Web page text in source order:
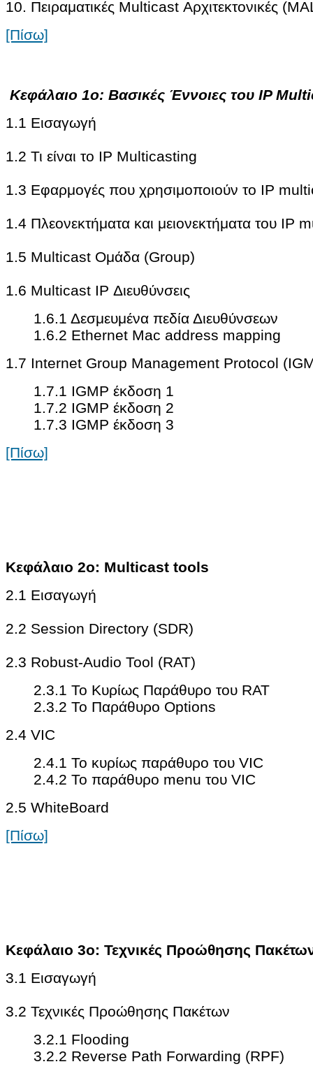
10. Πειραματικές Multicast Αρχιτεκτονικές
[Πίσω]
Κεφάλαιο 1ο: Βασικές Έννοιες του IP
1.1 Εισαγωγή
1.2 Τι είναι το IP Multicasting
1.3 Εφαρμογές που χρησιμοποιούν το IP
1.4 Πλεονεκτήματα και μειονεκτήματα του IP
1.5 Multicast Ομάδα (Group)
1.6 Multicast IP Διευθύνσεις
1.6.1 Δεσμευμένα πεδία Διευθύνσεων
1.6.2 Ethernet Mac address mapping
1.7 Internet Group Management Protocol
1.7.1 IGMP έκδοση 1
1.7.2 IGMP έκδοση 2
1.7.3 IGMP έκδοση 3
[Πίσω]
Κεφάλαιο 2ο: Multicast tools
2.1 Εισαγωγή
2.2 Session Directory (SDR)
2.3 Robust-Audio Tool (RAT)
2.3.1 Το Κυρίως Παράθυρο του RAT
2.3.2 Το Παράθυρο Options
2.4 VIC
2.4.1 Το κυρίως παράθυρο του VIC
2.4.2 Το παράθυρο menu του VIC
2.5 WhiteBoard
[Πίσω]
Κεφάλαιο 3ο: Τεχνικές Προώθησης
3.1 Εισαγωγή
3.2 Τεχνικές Προώθησης Πακέτων
3.2.1 Flooding
3.2.2 Reverse Path Forwarding (RPF)